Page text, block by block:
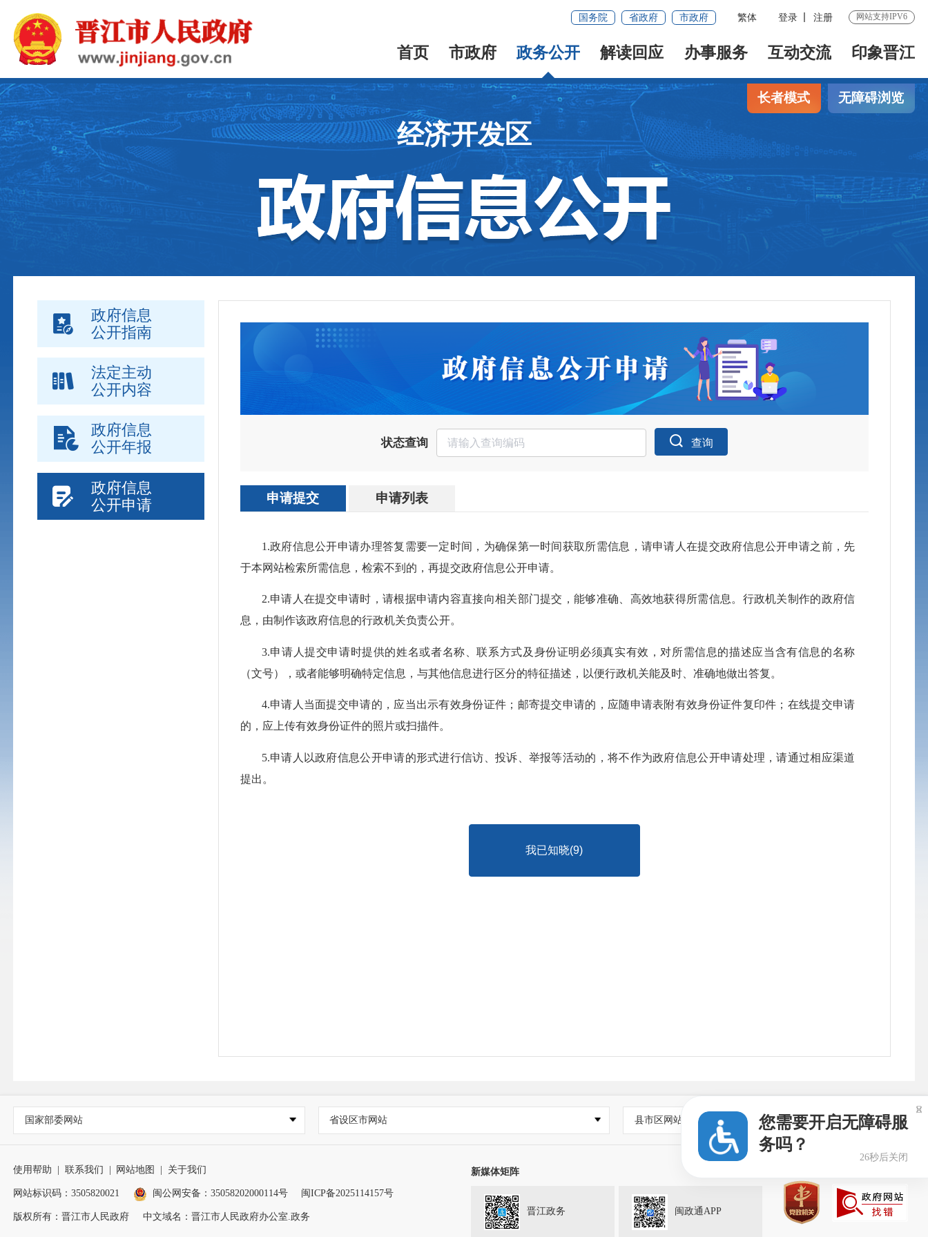
国务院 省政府 市政府 繁体 登录 注册 网站支持IPV6
首页 市政府 政务公开 解读回应 办事服务 互动交流 印象晋江
长者模式 无障碍浏览
经济开发区
政府信息
公开指南
法定主动
公开内容
政府信息
公开年报
政府信息
公开申请
状态查询 查询
申请提交 申请列表
1.政府信息公开申请办理答复需要一定时间，为确保第一时间获取所需信息，请申请人在提交政府信息公开申请之前，先
于本网站检索所需信息，检索不到的，再提交政府信息公开申请。
2.申请人在提交申请时，请根据申请内容直接向相关部门提交，能够准确、高效地获得所需信息。行政机关制作的政府信
息，由制作该政府信息的行政机关负责公开。
3.申请人提交申请时提供的姓名或者名称、联系方式及身份证明必须真实有效，对所需信息的描述应当含有信息的名称
（文号），或者能够明确特定信息，与其他信息进行区分的特征描述，以便行政机关能及时、准确地做出答复。
4.申请人当面提交申请的，应当出示有效身份证件；邮寄提交申请的，应随申请表附有效身份证件复印件；在线提交申请
的，应上传有效身份证件的照片或扫描件。
5.申请人以政府信息公开申请的形式进行信访、投诉、举报等活动的，将不作为政府信息公开申请处理，请通过相应渠道
提出。
我已知晓(8)
国家部委网站 省设区市网站 县市区网站
使用帮助 联系我们 网站地图 关于我们
网站标识码：3505820021 闽公网安备：35058202000114号 闽ICP备2025114157号
版权所有：晋江市人民政府 中文域名：晋江市人民政府办公室.政务
新媒体矩阵
晋江政务 闽政通APP
您需要开启无障碍服
务吗？
26秒后关闭
